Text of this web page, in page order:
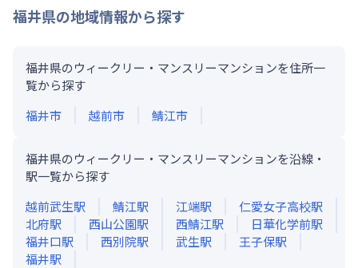
福井県の地域情報から探す
福井県のウィークリー・マンスリーマンションを住所一
覧から探す
福井市
越前市 鯖江市
福井県のウィークリー・マンスリーマンションを沿線・
駅一覧から探す
越前武生駅 鯖江駅 江端駅 仁愛女子高校駅
北府駅 西山公園駅 西鯖江駅 日華化学前駅
福井口駅 西別院駅 武生駅 王子保駅
福井駅